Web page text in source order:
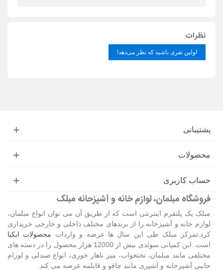
نظرات
اولین نفری باشید که نظر می‌دهد!
پشتیبانی
محصولات
حساب کاربری
فروشگاه مبلمان، لوازم خانه و آشپزحانه مبلک
مبلک یک پلتفرم اینترنتی است که از طریق آن می توان انواع مبلمان،
لوازم خانه و آشپزخانه را از برندهای مختلف داخلی و خارجی خریداری
کرد.تمرکز مبلک طی این سال ها عرضه و واردات محصولات ایکیا
است. این کمپانی سوئدی بیش از 12000 هزار محصول را در دسته های
مختلفی مانند مبلمان، تختخواب، میز ناهار خوری، انواع صندلی و لوزام
جانبی آشپزخانه و آشپزی مانند چاقو و قابلمه عرضه می کند.